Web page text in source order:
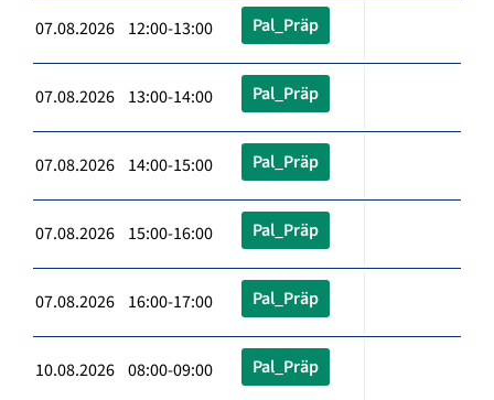
07.08.2026 12:00-13:00 Pal_Präp
07.08.2026 13:00-14:00 Pal_Präp
07.08.2026 14:00-15:00 Pal_Präp
07.08.2026 15:00-16:00 Pal_Präp
07.08.2026 16:00-17:00 Pal_Präp
10.08.2026 08:00-09:00 Pal_Präp